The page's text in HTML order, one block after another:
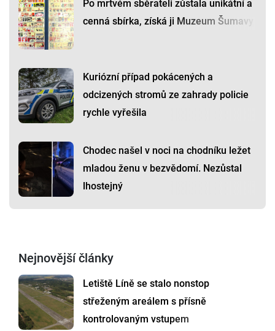
Po mrtvém sběrateli zůstala unikátní a
cenná sbírka, získá ji Muzeum Šumavy
Kuriózní případ pokácených a
odcizených stromů ze zahrady policie
rychle vyřešila
Chodec našel v noci na chodníku ležet
mladou ženu v bezvědomí. Nezůstal
lhostejný
Nejnovější články
Letiště Líně se stalo nonstop
střeženým areálem s přísně
kontrolovaným vstupem